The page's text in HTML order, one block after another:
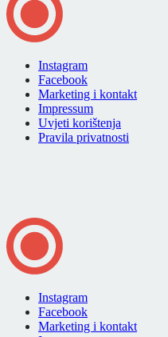
Instagram
Facebook
Marketing i kontakt
Impressum
Uvjeti korištenja
Pravila privatnosti
Instagram
Facebook
Marketing i kontakt